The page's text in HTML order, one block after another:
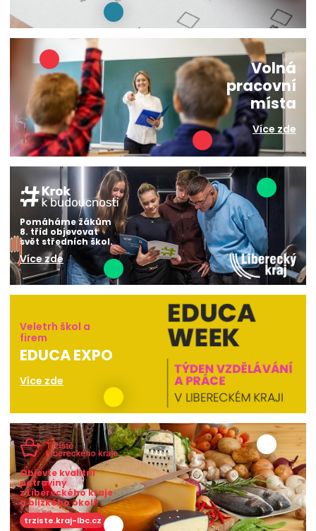
Volná
pracovní
místa
Více zde
Pomáháme žákům
8. tříd objevovat
svět středních škol.
Více zde
Veletrh škol a
firem
EDUCA EXPO
Více zde
Objevte kvalitní
potraviny
z Libereckého kraje
a blízkého okolí!
trziste.kraj-lbc.cz